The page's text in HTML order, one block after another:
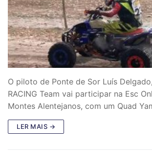
O piloto de Ponte de Sor Luís
RACING Team vai participar na Esc
Montes Alentejanos, com um Quad
LER MAIS →